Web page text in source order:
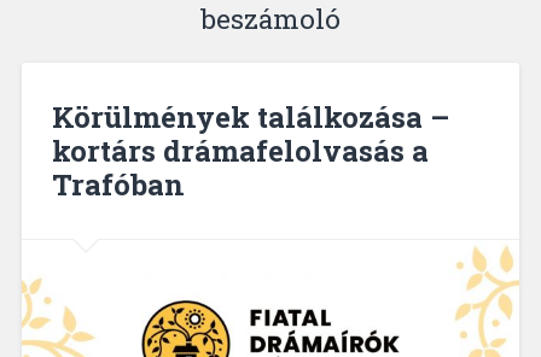
beszámoló
Körülmények találkozása –
kortárs drámafelolvasás a
Trafóban